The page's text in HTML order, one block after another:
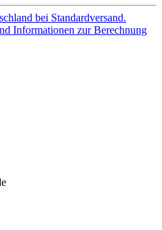
bei Standardversand.
Informationen zur Berechnung